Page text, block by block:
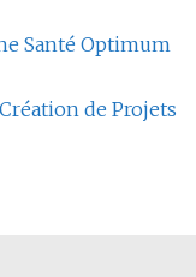
Santé Optimum
de Projets